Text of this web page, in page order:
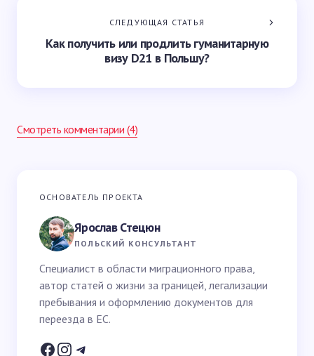
СЛЕДУЮЩАЯ СТАТЬЯ
Как получить или продлить гуманитарную
визу D21 в Польшу?
Смотреть комментарии (4)
Ваш адрес email не будет опубликован.
Ваш вопрос *
Ваше имя *
Email *
ОСНОВАТЕЛЬ ПРОЕКТА
Ярослав Стецюн
ПОЛЬСКИЙ КОНСУЛЬТАНТ
Специалист в области миграционного права,
автор статей о жизни за границей, легализации
пребывания и оформлению документов для
переезда в ЕС.